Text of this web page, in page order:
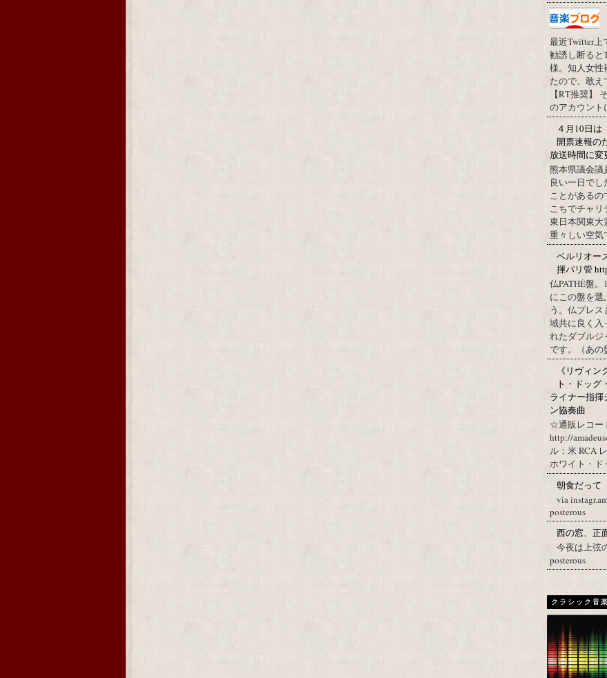
最近Twitter上
勧誘し断ると
様。知人女性
たので、敢え
【RT推奨】
のアカウント
４月10日は
開票速報の
放送時間に変
熊本県議会議
良い一日で
ことがある
こちでチャリ
東日本関東大
重々しい空気
ベルリオー
揮パリ管
仏PATHÉ盤
にこの盤を選
う。仏プレ
域共に良く入
れたダブルジ
です。（あの
《リヴィ
ト・ドッグ
ライナー指揮
ン協奏曲
☆通販レコー
http://
ル：米 RCA
ホワイト・ド
朝食だって
via
posterous
西の窓、正
今夜は上弦
posterous
クラシック音